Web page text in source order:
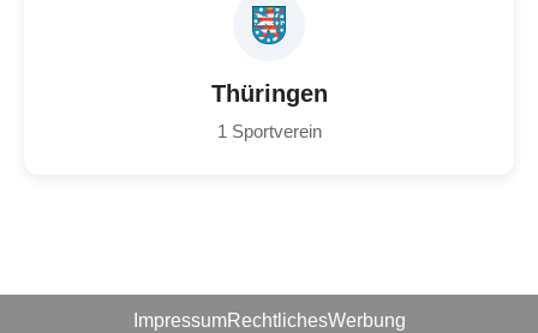
Thüringen
1 Sportverein
ImpressumRechtlichesWerbung